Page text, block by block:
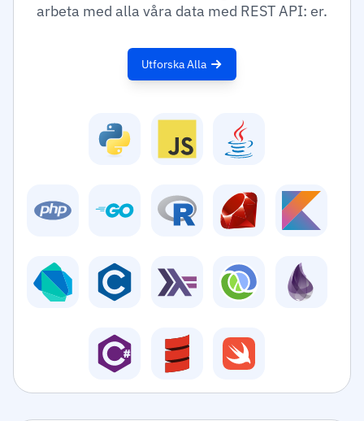
arbeta med alla våra data med REST API: er.
Utforska Alla